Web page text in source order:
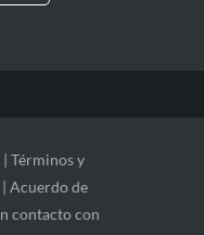
| Términos y
| Acuerdo de
contacto con